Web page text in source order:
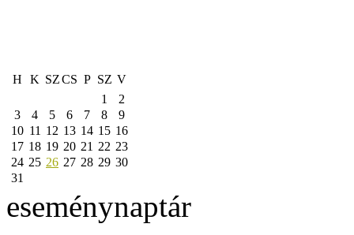
H K SZCS P SZ V
1
2
3
4 5 6 7 8
9
10 11 12 13 14 15 16
17 18 19 20 21 22 23
24 25 26 27 28 29 30
31
eseménynaptár